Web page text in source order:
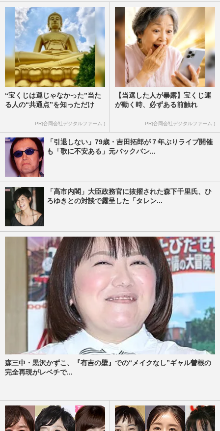
“宝くじは運じゃなかった”当た
る人の“共通点”を知っただけ
PR(合同会社デジタルファーム )
【当選した人が暴露】宝くじ運
が動く時、必ずある前触れ
PR(合同会社デジタルファーム )
「引退しない」79歳・吉田拓郎が７年ぶりライブ開催
も「歌に不安ある」元バックバン...
「高市内閣」大臣政務官に抜擢された森下千里氏、ひ
ろゆきとの対談で露呈した「タレン...
森三中・黒沢かずこ、『有吉の壁』での“メイクなし”ギャル曽根の
完全再現がレベチで...